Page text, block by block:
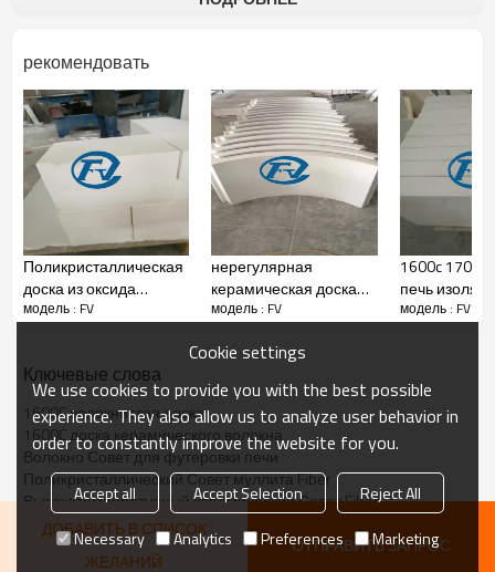
магнитных материалов, подкладка ковшеобразной печи
Спецификации продукта
Предметы FV-1600
FV-1700
Классификация
Температура
1600
1700
Объемная плотность
(kg/m3)
300-600
300-600
Линейная усадка
<2(1450C×24hrs)
Химический
состав
%
Al2O3 63.5
Al2O3+SiO2
>99
>99
Fe2O3
<0.1 <0.1
пакет
рекомендовать
Поликристаллическая
доска из оксида
алюминия 1800C
модель : FV
нерегулярная
керамическая доска
волокна
модель : FV
1600c 1700c
печь
материал
модель : FV
Ключевые слова
1600C волокнистая доска
1600C доска керамического волокна
Волокно Совет для футеровки печи
Поликристаллический Совет муллита Fiber
Высокотемпературный керамический Совет Fiber
ДОБАВИТЬ В СПИСОК
ЖЕЛАНИЙ
ОТПРАВИТЬ ЗАПРОС
Cookie settings
We use cookies to provide you with the best possible
experience. They also allow us to analyze user behavior in
order to constantly improve the website for you.
Accept all Accept Selection
Reject All
Necessary
Analytics Preferences Marketing